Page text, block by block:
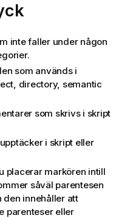
inte faller under någon
som används i
directory, semantic
som skrivs i skript
i skript eller
placerar markören intill
såväl parentesen
den innehåller att
parenteser eller